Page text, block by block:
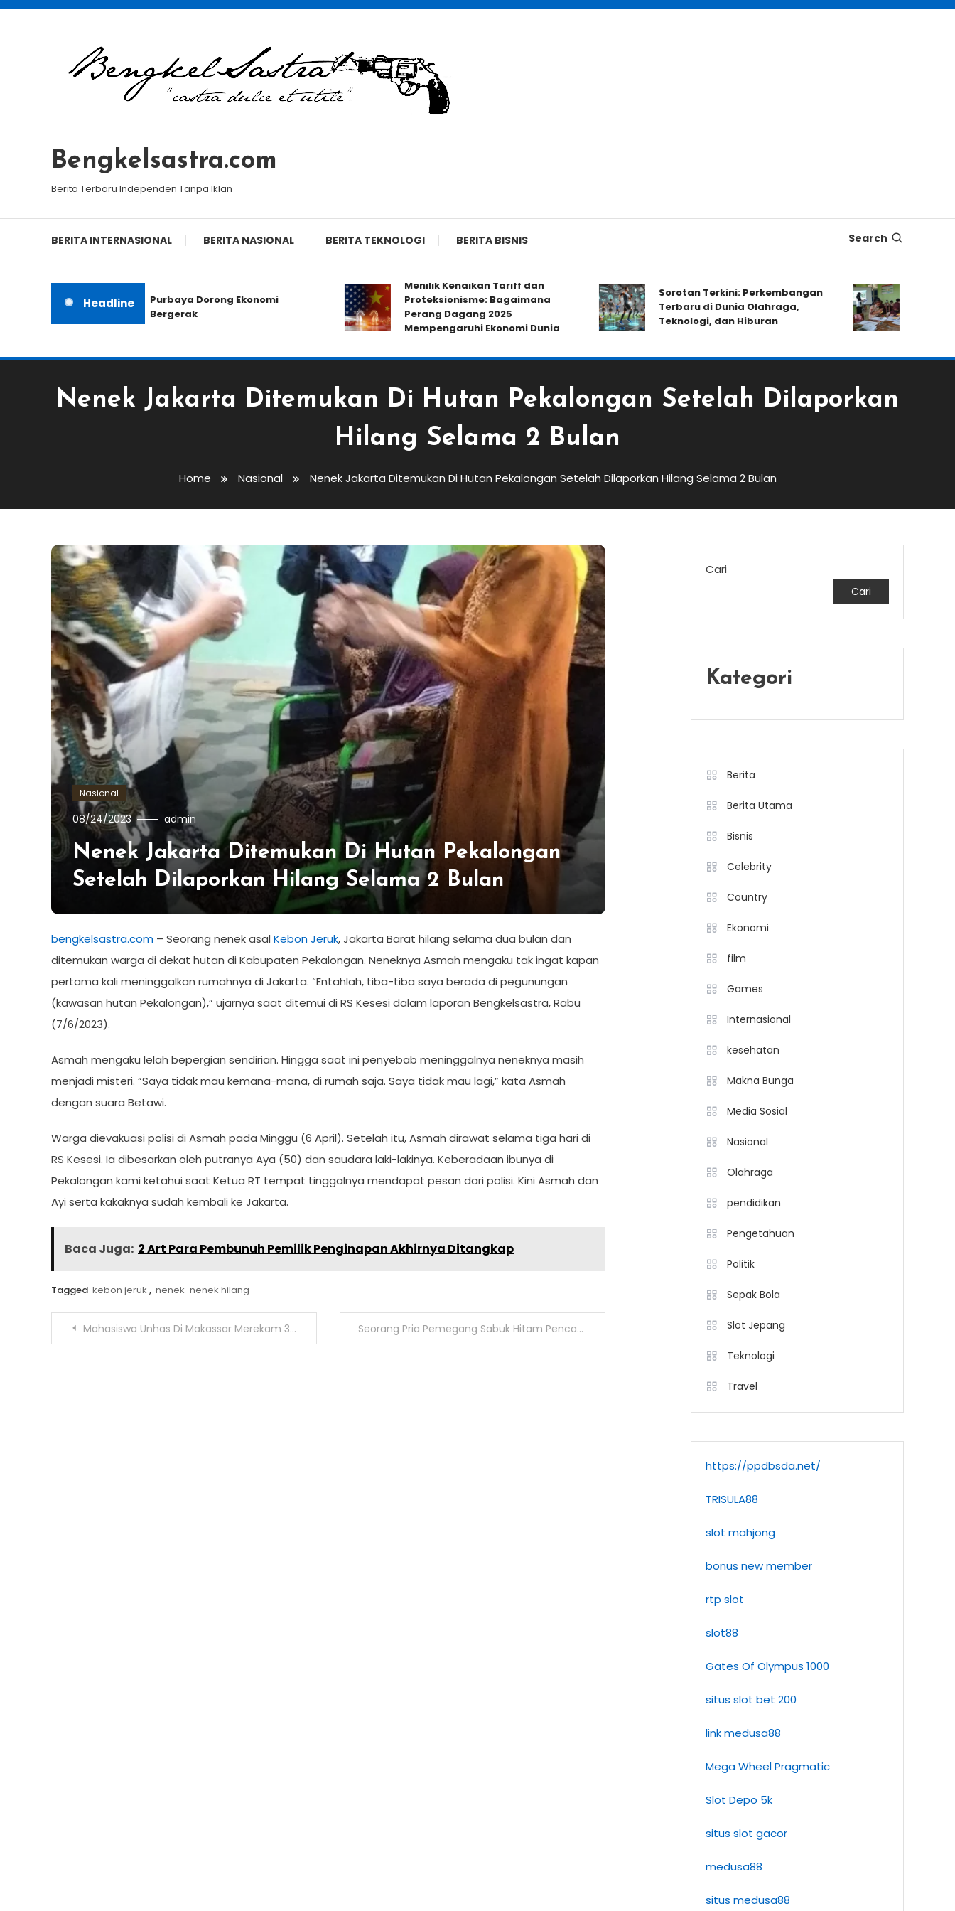
Skip
Bengkelsastra.com
Berita Terbaru Independen Tanpa Iklan
BERITA INTERNASIONAL BERITA NASIONAL BERITA TEKNOLOGI BERITA BISNIS Search
HeadlinePurbaya Dorong Ekonomi
Bergerak
Menilik Kenaikan Tariff dan
Proteksionisme: Bagaimana
Perang Dagang 2025
Mempengaruhi Ekonomi Dunia
Sorotan Terkini: Perkembangan
Terbaru di Dunia Olahraga,
Teknologi, dan Hiburan
Dampak
Proyek
Nenek Jakarta Ditemukan Di Hutan Pekalongan Setelah Dilaporkan
Hilang Selama 2 Bulan
Home Nasional Nenek Jakarta Ditemukan Di Hutan Pekalongan Setelah Dilaporkan Hilang Selama 2 Bulan
Nasional
08/24/2023 admin
Nenek Jakarta Ditemukan Di Hutan Pekalongan
Setelah Dilaporkan Hilang Selama 2 Bulan
bengkelsastra.com – Seorang nenek asal Kebon Jeruk, Jakarta Barat hilang selama dua bulan dan
ditemukan warga di dekat hutan di Kabupaten Pekalongan. Neneknya Asmah mengaku tak ingat kapan
pertama kali meninggalkan rumahnya di Jakarta. “Entahlah, tiba-tiba saya berada di pegunungan
(kawasan hutan Pekalongan),” ujarnya saat ditemui di RS Kesesi dalam laporan Bengkelsastra, Rabu
(7/6/2023).
Asmah mengaku lelah bepergian sendirian. Hingga saat ini penyebab meninggalnya neneknya masih
menjadi misteri. “Saya tidak mau kemana-mana, di rumah saja. Saya tidak mau lagi,” kata Asmah
dengan suara Betawi.
Warga dievakuasi polisi di Asmah pada Minggu (6 April). Setelah itu, Asmah dirawat selama tiga hari di
RS Kesesi. Ia dibesarkan oleh putranya Aya (50) dan saudara laki-lakinya. Keberadaan ibunya di
Pekalongan kami ketahui saat Ketua RT tempat tinggalnya mendapat pesan dari polisi. Kini Asmah dan
Ayi serta kakaknya sudah kembali ke Jakarta.
Baca Juga: 2 Art Para Pembunuh Pemilik Penginapan Akhirnya Ditangkap
Tagged kebon jeruk , nenek-nenek hilang
Navigasi
Mahasiswa Unhas Di Makassar Merekam 3 Perempuan di WC Dan Mengancamnya Seorang Pria Pemegang Sabuk Hitam Pencak Silat Melakukan Kdrt Terhadap Istrinya Yang Sudah Dinikahinya Selama 8 Tahun Di Bekasi
Cari
Cari
Kategori
Berita
Berita Utama
Bisnis
Celebrity
Country
Ekonomi
film
Games
Internasional
kesehatan
Makna Bunga
Media Sosial
Nasional
Olahraga
pendidikan
Pengetahuan
Politik
Sepak Bola
Slot Jepang
Teknologi
Travel
https://ppdbsda.net/
TRISULA88
slot mahjong
bonus new member
rtp slot
slot88
Gates Of Olympus 1000
situs slot bet 200
link medusa88
Mega Wheel Pragmatic
Slot Depo 5k
situs slot gacor
medusa88
situs medusa88